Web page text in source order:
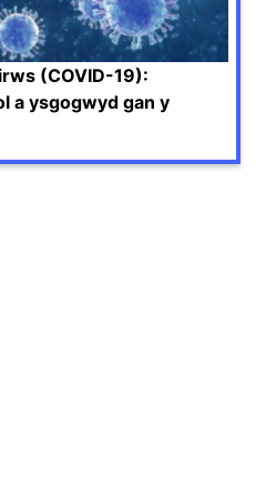
(COVID-19):
a ysgogwyd gan y